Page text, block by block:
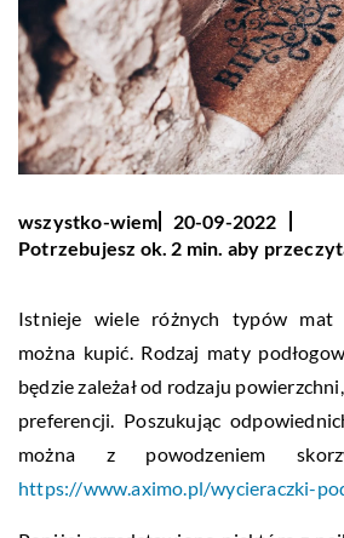
wszystko-wiem
20-09-2022
Potrzebujesz ok. 2 min. aby
Istnieje wiele różnych typów mat
można kupić. Rodzaj maty
będzie zależał od rodzaju
preferencji. Poszukując
można z powodzeniem
https://www.aximo.pl/wycieraczki-